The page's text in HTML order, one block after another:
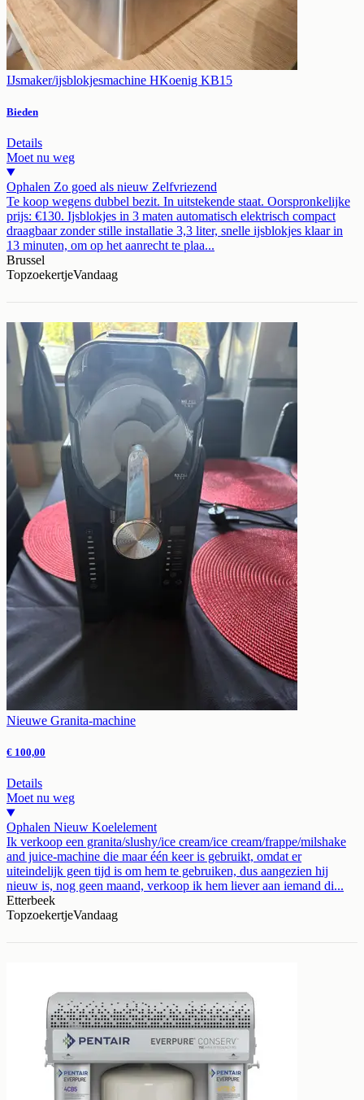
IJsmaker/ijsblokjesmachine HKoenig KB15
Bieden
Details
Moet nu weg
Ophalen Zo goed als nieuw Zelfvriezend
Te koop wegens dubbel bezit. In uitstekende staat. Oorspronkelijke
prijs: €130. Ijsblokjes in 3 maten automatisch elektrisch compact
draagbaar zonder stille installatie 3,3 liter, snelle ijsblokjes klaar in
13 minuten, om op het aanrecht te plaa...
Brussel
TopzoekertjeVandaag
Nieuwe Granita-machine
€ 100,00
Details
Moet nu weg
Ophalen Nieuw Koelelement
Ik verkoop een granita/slushy/ice cream/ice cream/frappe/milshake
and juice-machine die maar één keer is gebruikt, omdat er
uiteindelijk geen tijd is om hem te gebruiken, dus aangezien hij
nieuw is, nog geen maand, verkoop ik hem liever aan iemand di...
Etterbeek
TopzoekertjeVandaag